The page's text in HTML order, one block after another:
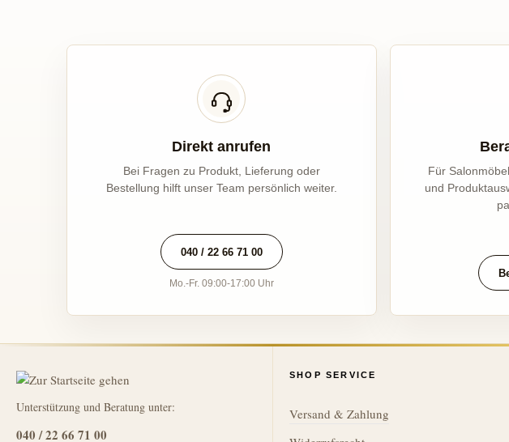
Direkt anrufen
Bei Fragen zu Produkt, Lieferung oder
Bestellung hilft unser Team persönlich weiter.
040 / 22 66 71 00
Mo.-Fr. 09:00-17:00 Uhr
Für
und
Unterstützung und Beratung unter:
040 / 22 66 71 00
SHOP SERVICE
Versand & Zahlung